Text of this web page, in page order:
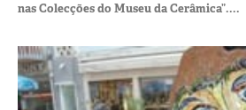
nas Colecções do Museu da Cerâmica”....